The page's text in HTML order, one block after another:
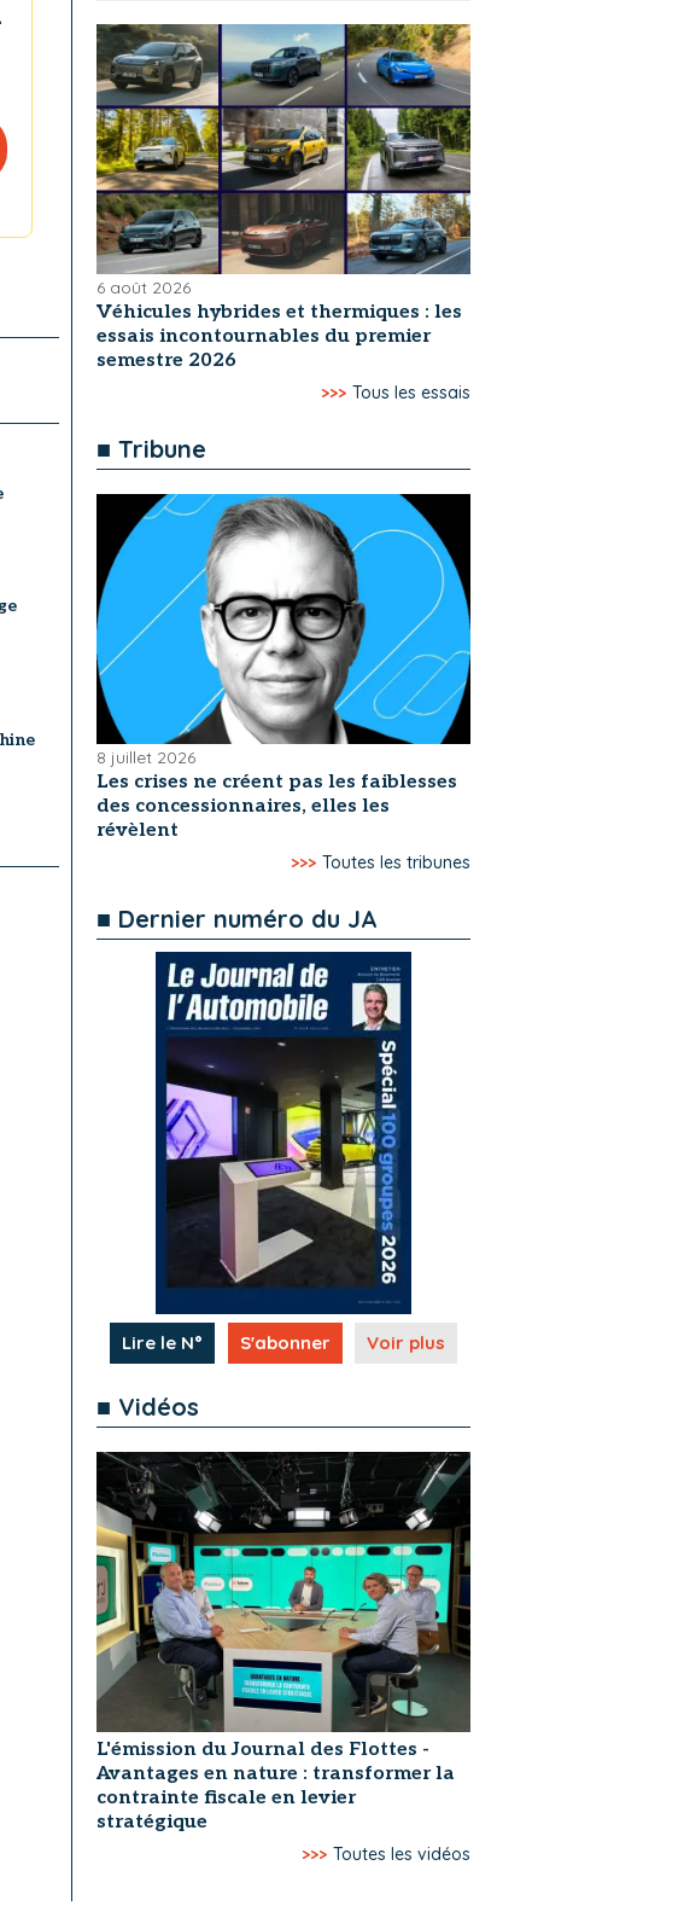
6 août 2026
Véhicules hybrides et thermiques : les
essais incontournables du premier
semestre 2026
>>> Tous les essais
■ Tribune
8 juillet 2026
Les crises ne créent pas les faiblesses
des concessionnaires, elles les
révèlent
>>> Toutes les tribunes
■ Dernier numéro du JA
Lire le N° S'abonner Voir plus
■ Vidéos
L'émission du Journal des Flottes -
Avantages en nature : transformer la
contrainte fiscale en levier
stratégique
>>> Toutes les vidéos